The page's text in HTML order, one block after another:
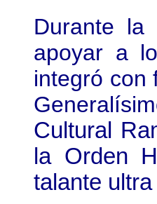
Durante la
apoyar a
integró con
Cultural
la Orden
talante